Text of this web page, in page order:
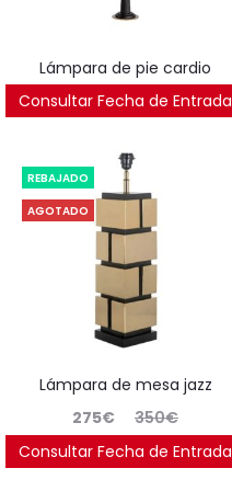
lámpara de pie cardio
484€
Consultar Fecha de Entrada
REBAJADO
AGOTADO
lámpara de mesa jazz
350€
El
precio
275€
precioAhorras:62€ (21.4%)
Consultar Fecha de Entrada